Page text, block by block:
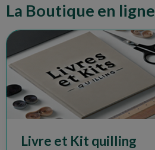
La Boutique en ligne
Livre et Kit quilling